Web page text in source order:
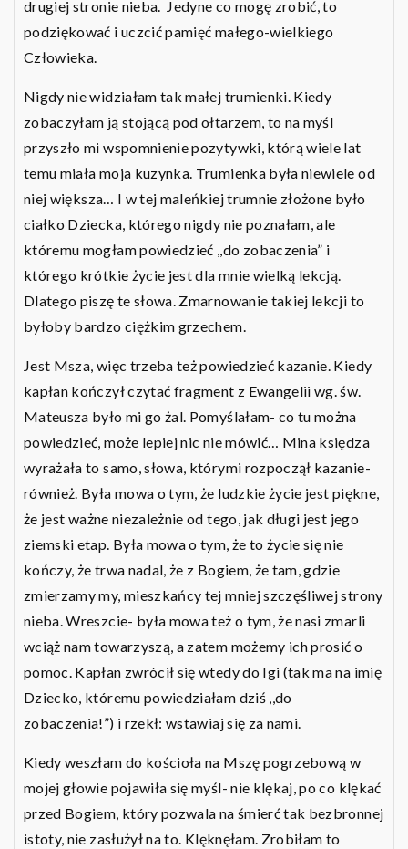
drugiej stronie nieba. Jedyne co mogę zrobić, to
podziękować i uczcić pamięć małego-wielkiego
Człowieka.
Nigdy nie widziałam tak małej trumienki. Kiedy
zobaczyłam ją stojącą pod ołtarzem, to na myśl
przyszło mi wspomnienie pozytywki, którą wiele lat
temu miała moja kuzynka. Trumienka była niewiele od
niej większa… I w tej maleńkiej trumnie złożone było
ciałko Dziecka, którego nigdy nie poznałam, ale
któremu mogłam powiedzieć ,,do zobaczenia” i
którego krótkie życie jest dla mnie wielką lekcją.
Dlatego piszę te słowa. Zmarnowanie takiej lekcji to
byłoby bardzo ciężkim grzechem.
Jest Msza, więc trzeba też powiedzieć kazanie. Kiedy
kapłan kończył czytać fragment z Ewangelii wg. św.
Mateusza było mi go żal. Pomyślałam- co tu można
powiedzieć, może lepiej nic nie mówić… Mina księdza
wyrażała to samo, słowa, którymi rozpoczął kazanie-
również. Była mowa o tym, że ludzkie życie jest piękne,
że jest ważne niezależnie od tego, jak długi jest jego
ziemski etap. Była mowa o tym, że to życie się nie
kończy, że trwa nadal, że z Bogiem, że tam, gdzie
zmierzamy my, mieszkańcy tej mniej szczęśliwej strony
nieba. Wreszcie- była mowa też o tym, że nasi zmarli
wciąż nam towarzyszą, a zatem możemy ich prosić o
pomoc. Kapłan zwrócił się wtedy do Igi (tak ma na imię
Dziecko, któremu powiedziałam dziś ,,do
zobaczenia!”) i rzekł: wstawiaj się za nami.
Kiedy weszłam do kościoła na Mszę pogrzebową w
mojej głowie pojawiła się myśl- nie klękaj, po co klękać
przed Bogiem, który pozwala na śmierć tak bezbronnej
istoty, nie zasłużył na to. Klęknęłam. Zrobiłam to